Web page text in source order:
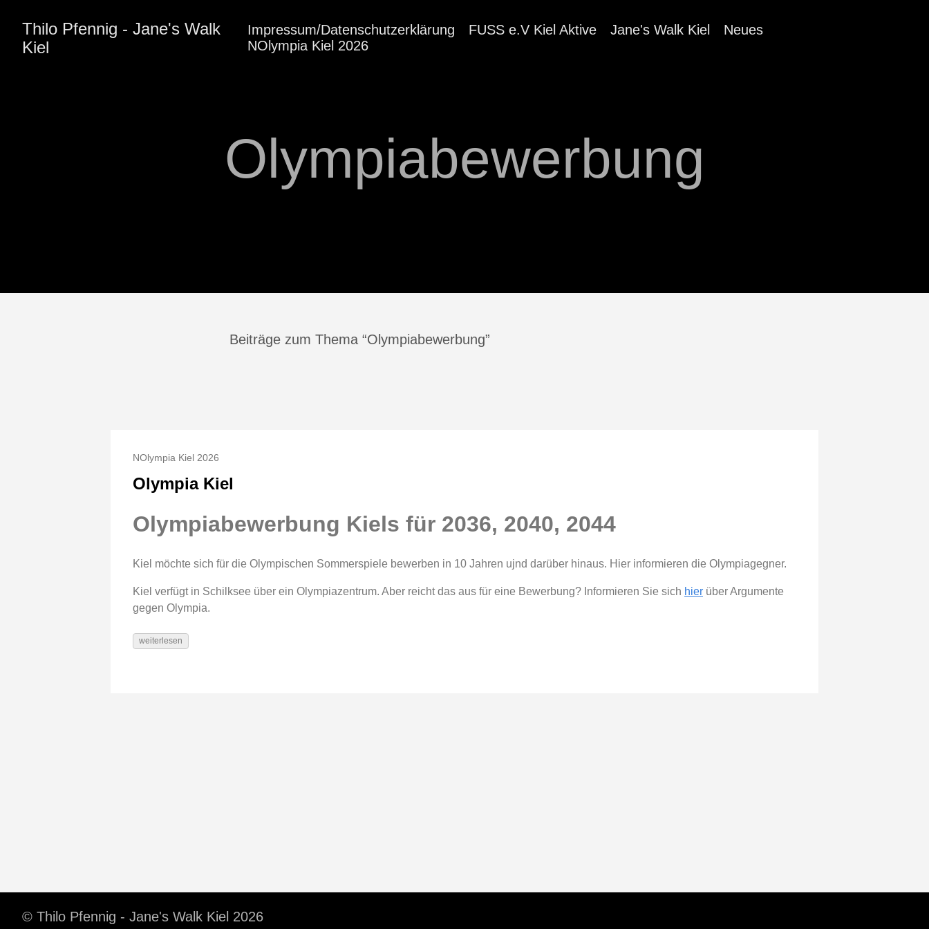
Thilo Pfennig - Jane's Walk
Kiel
Impressum/Datenschutzerklärung FUSS e.V Kiel Aktive Jane's Walk Kiel
Neues
NOlympia Kiel 2026
Olympiabewerbung
Beiträge zum Thema “Olympiabewerbung”
NOlympia Kiel 2026
Olympia Kiel
Olympiabewerbung Kiels für 2036, 2040, 2044
Kiel möchte sich für die Olympischen Sommerspiele bewerben in 10 Jahren ujnd darüber hinaus. Hier informieren die Olympiagegner.
Kiel verfügt in Schilksee über ein Olympiazentrum. Aber reicht das aus für eine Bewerbung? Informieren Sie sich hier über Argumente
gegen Olympia.
weiterlesen
© Thilo Pfennig - Jane's Walk Kiel 2026